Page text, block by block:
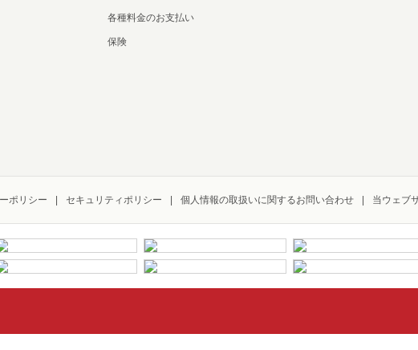
各種料金のお支払い
保険
ポリシー セキュリティポリシー 個人情報の取扱いに関するお問い合わせ 当ウェブ